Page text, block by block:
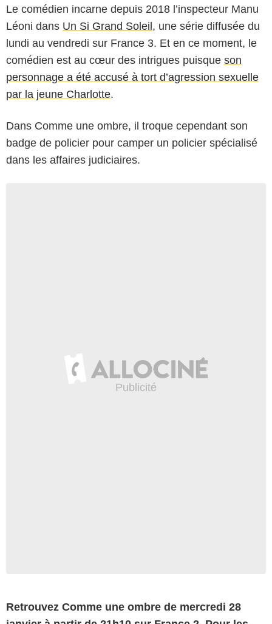
Le comédien incarne depuis 2018 l’inspecteur Manu
Léoni dans Un Si Grand Soleil, une série diffusée du
lundi au vendredi sur France 3. Et en ce moment, le
comédien est au cœur des intrigues puisque son
personnage a été accusé à tort d’agression sexuelle
par la jeune Charlotte.
Dans Comme une ombre, il troque cependant son
badge de policier pour camper un policier spécialisé
dans les affaires judiciaires.
Retrouvez Comme une ombre de mercredi 28